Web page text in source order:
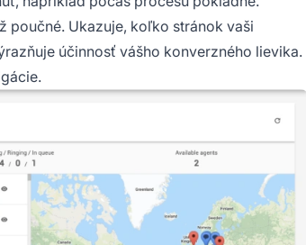
poučné. Ukazuje, koľko stránok vaši
účinnosť vášho konverzného lievika.